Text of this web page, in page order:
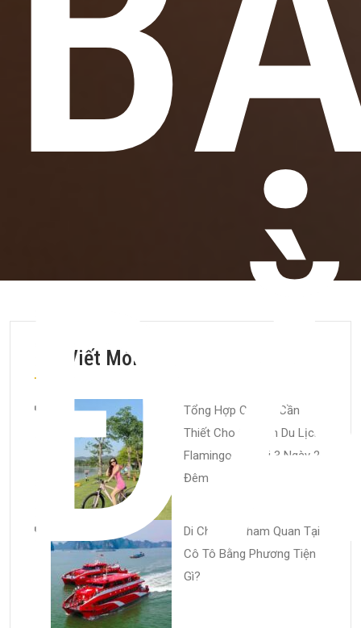
Bài Viết Mới
Tổng Hợp Chi Phí Cần
Thiết Cho Chuyến Du Lịch
Flamingo Đại Lải 3 Ngày 2
Đêm
Di Chuyển Tham Quan Tại
Cô Tô Bằng Phương Tiện
Gì?